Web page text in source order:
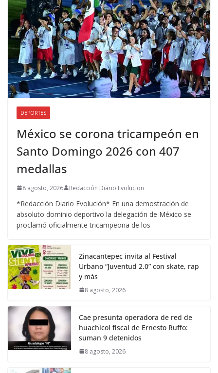
DEPORTES
México se corona tricampeón en
Santo Domingo 2026 con 407
medallas
8 agosto, 2026 Redacción Diario Evolucion
*Redacción Diario Evolución* En una demostración de
absoluto dominio deportivo la delegación de México se
proclamó oficialmente tricampeona de los
Zinacantepec invita al Festival
Urbano “Juventud 2.0” con skate, rap
y más
8 agosto, 2026
Cae presunta operadora de red de
huachicol fiscal de Ernesto Ruffo:
suman 9 detenidos
8 agosto, 2026